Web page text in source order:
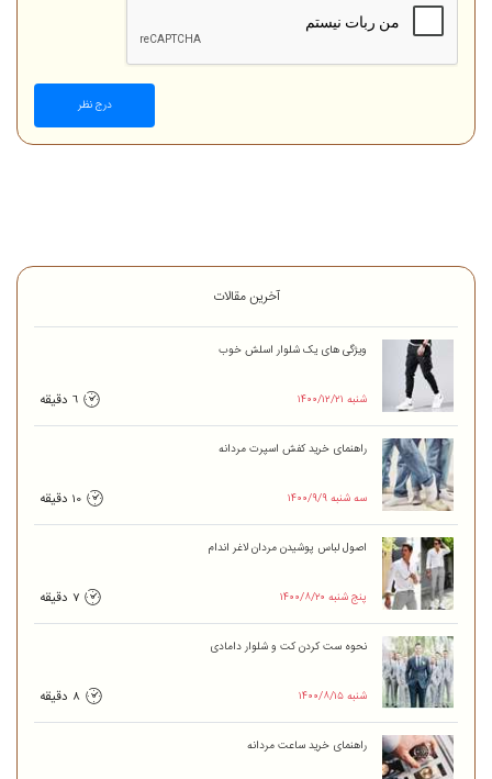
درج نظر
آخرین مقالات
ویژگی های یک شلوار اسلش خوب
۱۴۰۰/۱۲/۲۱ شنبه 6 دقیقه
راهنمای خرید کفش اسپرت مردانه
۱۴۰۰/۹/۹ سه شنبه 10 دقیقه
اصول لباس پوشیدن مردان لاغر اندام
۱۴۰۰/۸/۲۰ پنج شنبه 7 دقیقه
نحوه ست کردن کت و شلوار دامادی
۱۴۰۰/۸/۱۵ شنبه 8 دقیقه
راهنمای خرید ساعت مردانه